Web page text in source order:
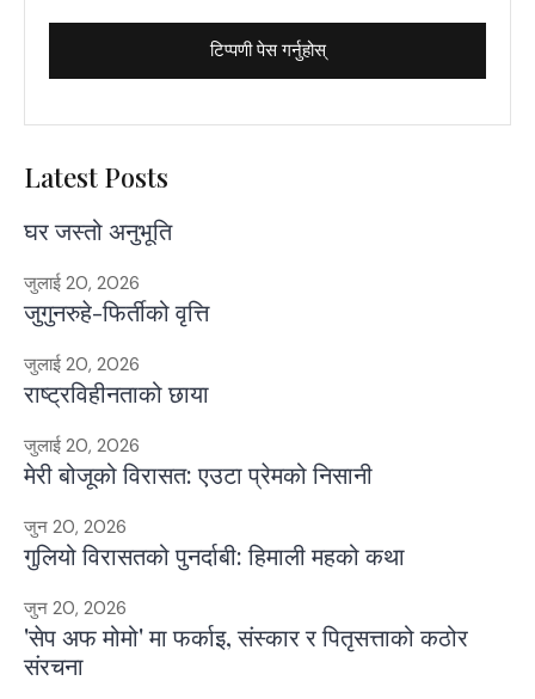
Latest Posts
घर जस्तो अनुभूति
जुलाई 20, 2026
जुगुनरुहे-फिर्तीको वृत्ति
जुलाई 20, 2026
राष्ट्रविहीनताको छाया
जुलाई 20, 2026
मेरी बोजूको विरासत: एउटा प्रेमको निसानी
जुन 20, 2026
गुलियो विरासतको पुनर्दाबी: हिमाली महको कथा
जुन 20, 2026
'सेप अफ मोमो' मा फर्काइ, संस्कार र पितृसत्ताको कठोर
संरचना